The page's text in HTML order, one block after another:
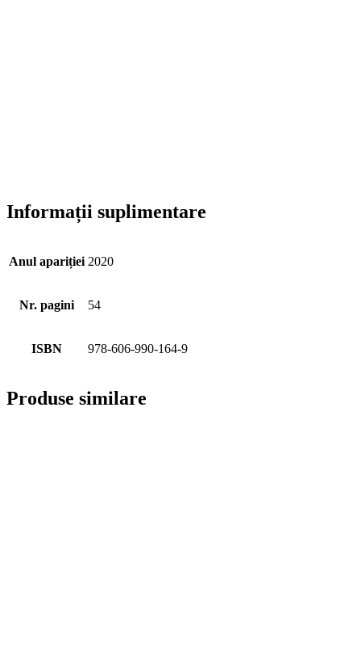
Informații suplimentare
Anul apariției 2020
Nr. pagini 54
ISBN 978-606-990-164-9
Produse similare